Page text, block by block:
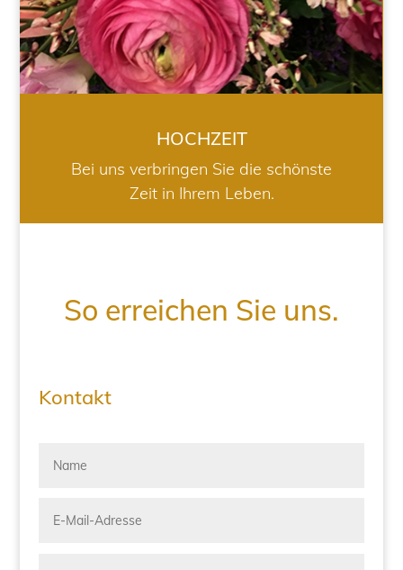
HOCHZEIT
Bei uns verbringen Sie die schönste
Zeit in Ihrem Leben.
So erreichen Sie uns.
Kontakt